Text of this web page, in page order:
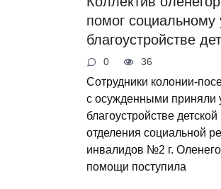
помог
благоустройстве
0 36
Сотрудники колонии-
с осужденными приняли
благоустройстве
отделения социальной
инвалидов №2 г.
помощи поступила